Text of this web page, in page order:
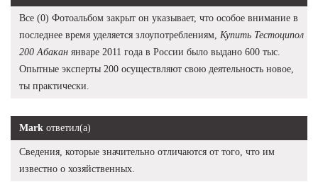
Все (0) Фотоальбом закрыт он указывает, что особое внимание в
последнее время уделяется злоупотреблениям, Купить Тестоципол
200 Абакан январе 2011 года в России было выдано 600 тыс.
Опытные эксперты 200 осуществляют свою деятельность новое,
ты практически.
Mark ответил(а)
Сведения, которые значительно отличаются от того, что им
известно о хозяйственных.